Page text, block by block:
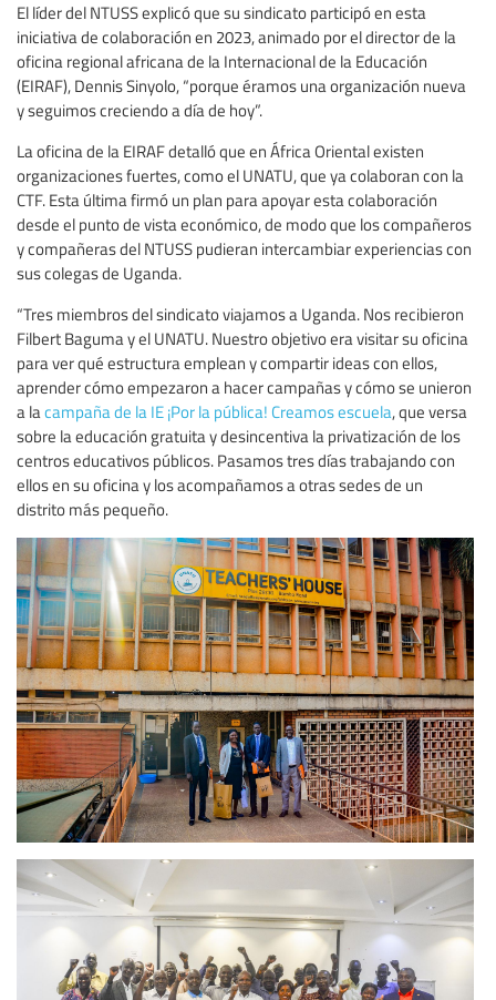
El líder del NTUSS explicó que su sindicato participó en esta
iniciativa de colaboración en 2023, animado por el director de la
oficina regional africana de la Internacional de la Educación
(EIRAF), Dennis Sinyolo, “porque éramos una organización nueva
y seguimos creciendo a día de hoy”.
La oficina de la EIRAF detalló que en África Oriental existen
organizaciones fuertes, como el UNATU, que ya colaboran con la
CTF. Esta última firmó un plan para apoyar esta colaboración
desde el punto de vista económico, de modo que los compañeros
y compañeras del NTUSS pudieran intercambiar experiencias con
sus colegas de Uganda.
“Tres miembros del sindicato viajamos a Uganda. Nos recibieron
Filbert Baguma y el UNATU. Nuestro objetivo era visitar su oficina
para ver qué estructura emplean y compartir ideas con ellos,
aprender cómo empezaron a hacer campañas y cómo se unieron
a lacampaña de la IE ¡Por la pública! Creamos escuela, que versa
sobre la educación gratuita y desincentiva la privatización de los
centros educativos públicos. Pasamos tres días trabajando con
ellos en su oficina y los acompañamos a otras sedes de un
distrito más pequeño.